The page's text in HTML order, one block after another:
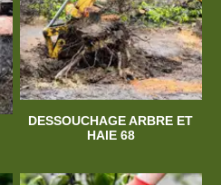
DESSOUCHAGE ARBRE ET
HAIE 68